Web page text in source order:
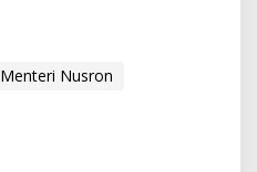
Menteri Nusron